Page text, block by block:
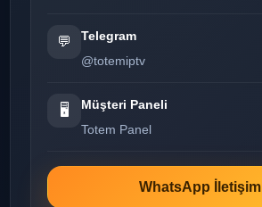
💬
Telegram
@totemiptv
🖥️
Müşteri Paneli
Totem Panel
WhatsApp İletişim